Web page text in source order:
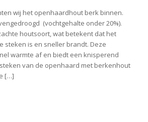
wij het openhaardhout berk binnen.
(vochtgehalte onder 20%).
houtsoort, wat betekent dat het
steken is en sneller brandt. Deze
warmte af en biedt een knisperend
van de openhaard met berkenhout
[…]